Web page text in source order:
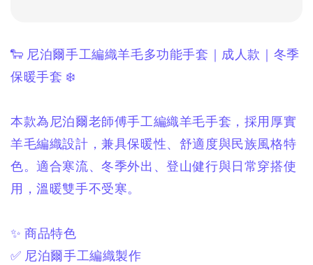
🐑 尼泊爾手工編織羊毛多功能手套｜成人款｜冬季
保暖手套 ❄️
本款為尼泊爾老師傅手工編織羊毛手套， 採用厚實
羊毛編織設計，兼具保暖性、舒適度與民族風格特
色。適合寒流、冬季外出、登山健行與日常穿搭使
用，溫暖雙手不受寒。
✨ 商品特色
✅ 尼泊爾手工編織製作